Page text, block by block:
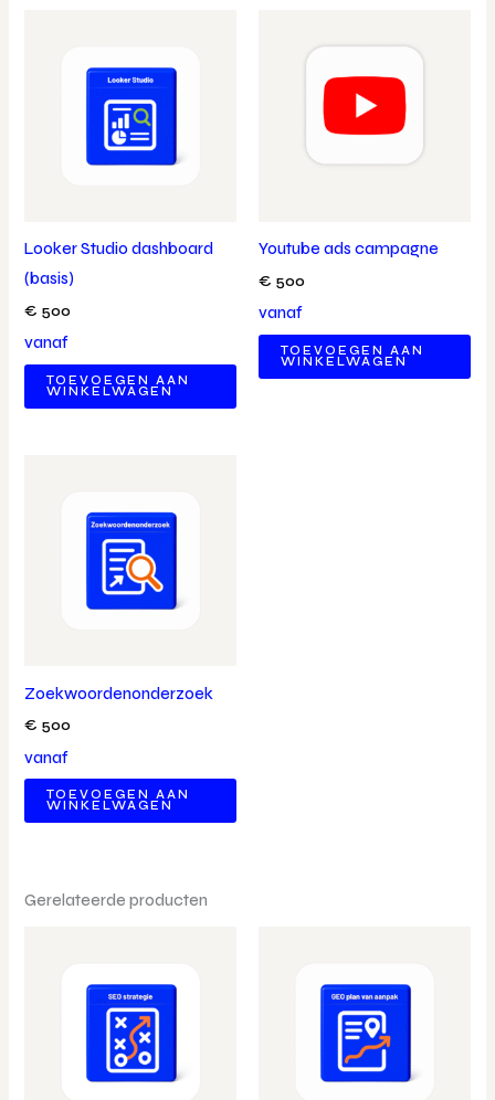
Looker Studio dashboard
(basis)
€ 500
vanaf
TOEVOEGEN AAN
WINKELWAGEN
Youtube ads campagne
€ 500
vanaf
TOEVOEGEN AAN
WINKELWAGEN
Zoekwoordenonderzoek
€ 500
vanaf
TOEVOEGEN AAN
WINKELWAGEN
Gerelateerde producten